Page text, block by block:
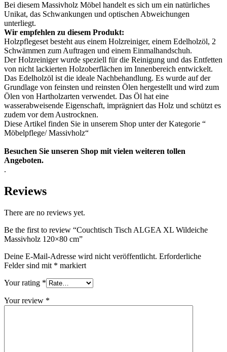
Bei diesem Massivholz Möbel handelt es sich um ein natürliches
Unikat, das Schwankungen und optischen Abweichungen
unterliegt.
Wir empfehlen zu diesem Produkt:
Holzpflegeset besteht aus einem Holzreiniger, einem Edelholzöl, 2
Schwämmen zum Auftragen und einem Einmalhandschuh.
Der Holzreiniger wurde speziell für die Reinigung und das Entfetten
von nicht lackierten Holzoberflächen im Innenbereich entwickelt.
Das Edelholzöl ist die ideale Nachbehandlung. Es wurde auf der
Grundlage von feinsten und reinsten Ölen hergestellt und wird zum
Ölen von Hartholzarten verwendet. Das Öl hat eine
wasserabweisende Eigenschaft, imprägniert das Holz und schützt es
zudem vor dem Austrocknen.
Diese Artikel finden Sie in unserem Shop unter der Kategorie “
Möbelpflege/ Massivholz“
Besuchen Sie unseren Shop mit vielen weiteren tollen
Angeboten.
.
Reviews
There are no reviews yet.
Be the first to review “Couchtisch Tisch ALGEA XL Wildeiche
Massivholz 120×80 cm”
Deine E-Mail-Adresse wird nicht veröffentlicht. Erforderliche
Felder sind mit * markiert
Your rating *
Your review *